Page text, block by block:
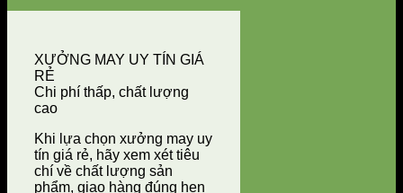
XƯỞNG MAY UY TÍN GIÁ
RẺ
Chi phí thấp, chất lượng
cao
Khi lựa chọn xưởng may uy
tín giá rẻ, hãy xem xét tiêu
chí về chất lượng sản
phẩm, giao hàng đúng hẹn